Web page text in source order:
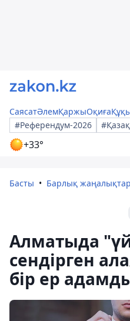
СаясатӘлемҚаржыОқиға
#Референдум-2026
+33°
Басты Барлық жаңалықтар
Алматыда
сендірген
бір ер